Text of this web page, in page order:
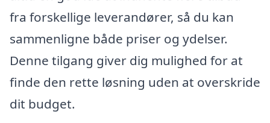
fra forskellige leverandører, så du kan
sammenligne både priser og ydelser.
Denne tilgang giver dig mulighed for at
finde den rette løsning uden at overskride
dit budget.